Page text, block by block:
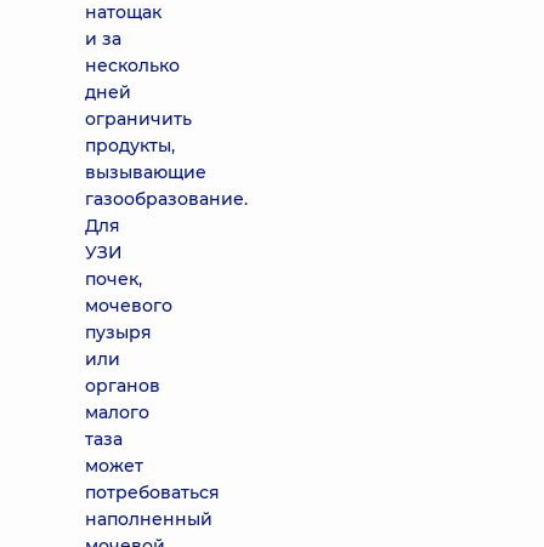
натощак
и за
несколько
дней
ограничить
продукты,
вызывающие
газообразование.
Для
УЗИ
почек,
мочевого
пузыря
или
органов
малого
таза
может
потребоваться
наполненный